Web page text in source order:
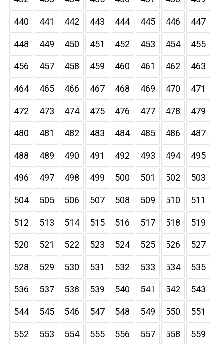
440 441 442 443 444 445 446 447
448 449 450 451 452 453 454 455
456 457 458 459 460 461 462 463
464 465 466 467 468 469 470 471
472 473 474 475 476 477 478 479
480 481 482 483 484 485 486 487
488 489 490 491 492 493 494 495
496 497 498 499 500 501 502 503
504 505 506 507 508 509 510 511
512 513 514 515 516 517 518 519
520 521 522 523 524 525 526 527
528 529 530 531 532 533 534 535
536 537 538 539 540 541 542 543
544 545 546 547 548 549 550 551
552 553 554 555 556 557 558 559